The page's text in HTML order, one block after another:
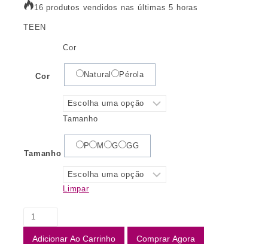
16 produtos vendidos nas últimas 5 horas
TEEN
Cor
Cor
Natural Pérola
Tamanho
Tamanho
P M G GG
Limpar
Adicionar Ao Carrinho Comprar Agora